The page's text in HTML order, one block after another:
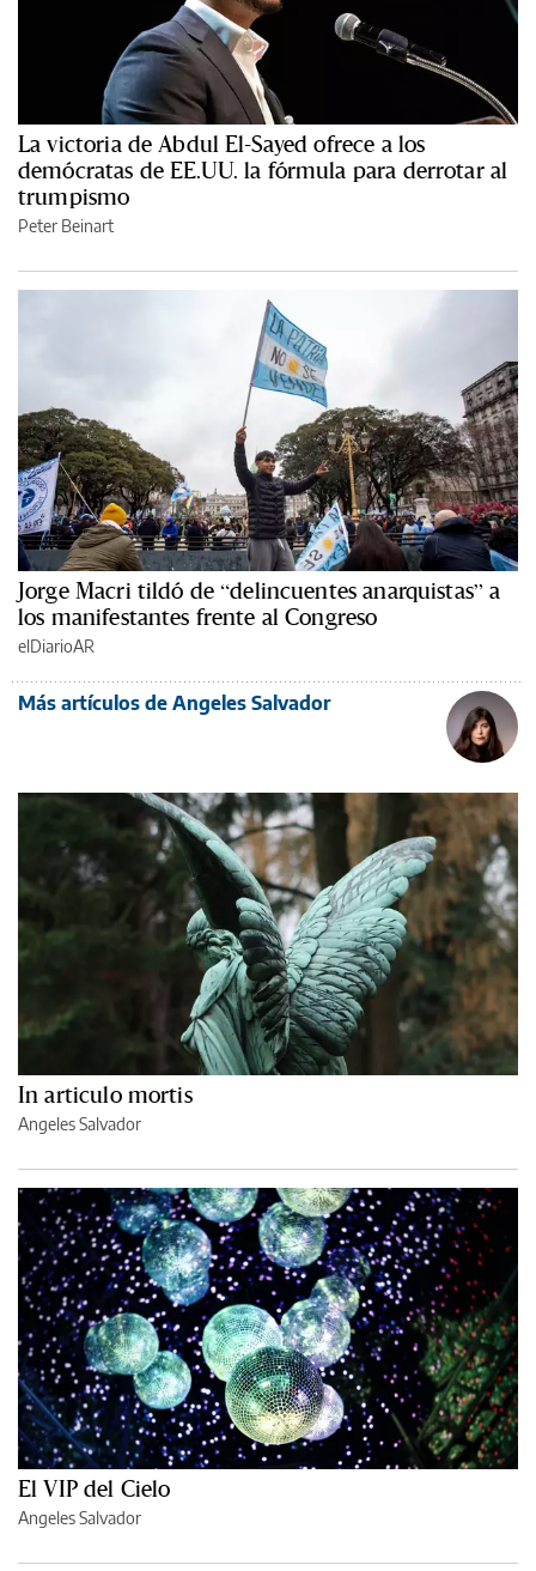
La victoria de Abdul El-Sayed ofrece a los
demócratas de EE.UU. la fórmula para derrotar al
trumpismo
Peter Beinart
Jorge Macri tildó de “delincuentes anarquistas” a
los manifestantes frente al Congreso
elDiarioAR
Más artículos de Angeles Salvador
In articulo mortis
Angeles Salvador
El VIP del Cielo
Angeles Salvador